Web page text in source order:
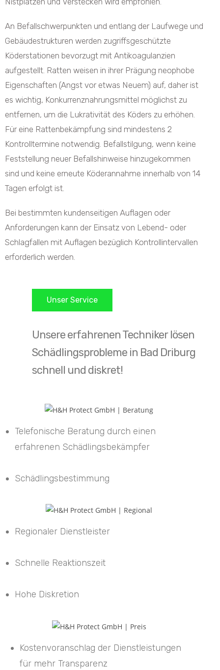
An Befallschwerpunkten und entlang der Laufwege und
Gebäudestrukturen werden zugriffsgeschützte
Köderstationen bevorzugt mit Antikoagulanzien
aufgestellt. Ratten weisen in ihrer Prägung neophobe
Eigenschaften (Angst vor etwas Neuem) auf, daher ist
es wichtig, Konkurrenznahrungsmittel möglichst zu
entfernen, um die Lukrativität des Köders zu erhöhen.
Für eine Rattenbekämpfung sind mindestens 2
Kontrolltermine notwendig. Befallstilgung, wenn keine
Feststellung neuer Befallshinweise hinzugekommen
sind und keine erneute Köderannahme innerhalb von 14
Tagen erfolgt ist.
Bei bestimmten kundenseitigen Auflagen oder
Anforderungen kann der Einsatz von Lebend- oder
Schlagfallen mit Auflagen bezüglich Kontrollintervallen
erforderlich werden.
Unser Service
Unsere erfahrenen Techniker lösen
Schädlingsprobleme in Bad Driburg
schnell und diskret!
Telefonische Beratung durch einen
erfahrenen Schädlingsbekämpfer
Schädlingsbestimmung
Regionaler Dienstleister
Schnelle Reaktionszeit
Hohe Diskretion
Kostenvoranschlag der Dienstleistungen
für mehr Transparenz